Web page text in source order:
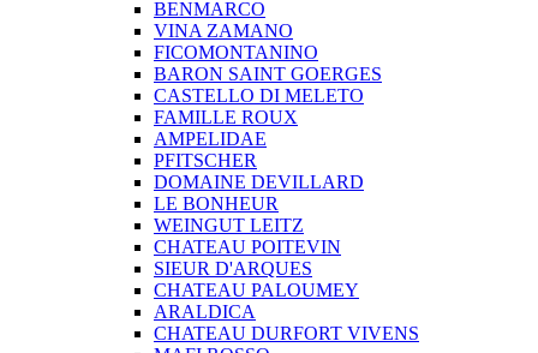
BENMARCO
VINA ZAMANO
FICOMONTANINO
BARON SAINT GOERGES
CASTELLO DI MELETO
FAMILLE ROUX
AMPELIDAE
PFITSCHER
DOMAINE DEVILLARD
LE BONHEUR
WEINGUT LEITZ
CHATEAU POITEVIN
SIEUR D'ARQUES
CHATEAU PALOUMEY
ARALDICA
CHATEAU DURFORT VIVENS